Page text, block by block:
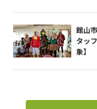
館山
タッ
象】